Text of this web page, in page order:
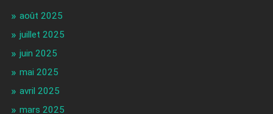
août 2025
juillet 2025
juin 2025
mai 2025
avril 2025
mars 2025